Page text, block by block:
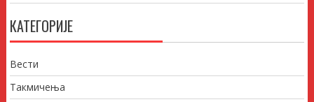
КАТЕГОРИЈЕ
Вести
Такмичења